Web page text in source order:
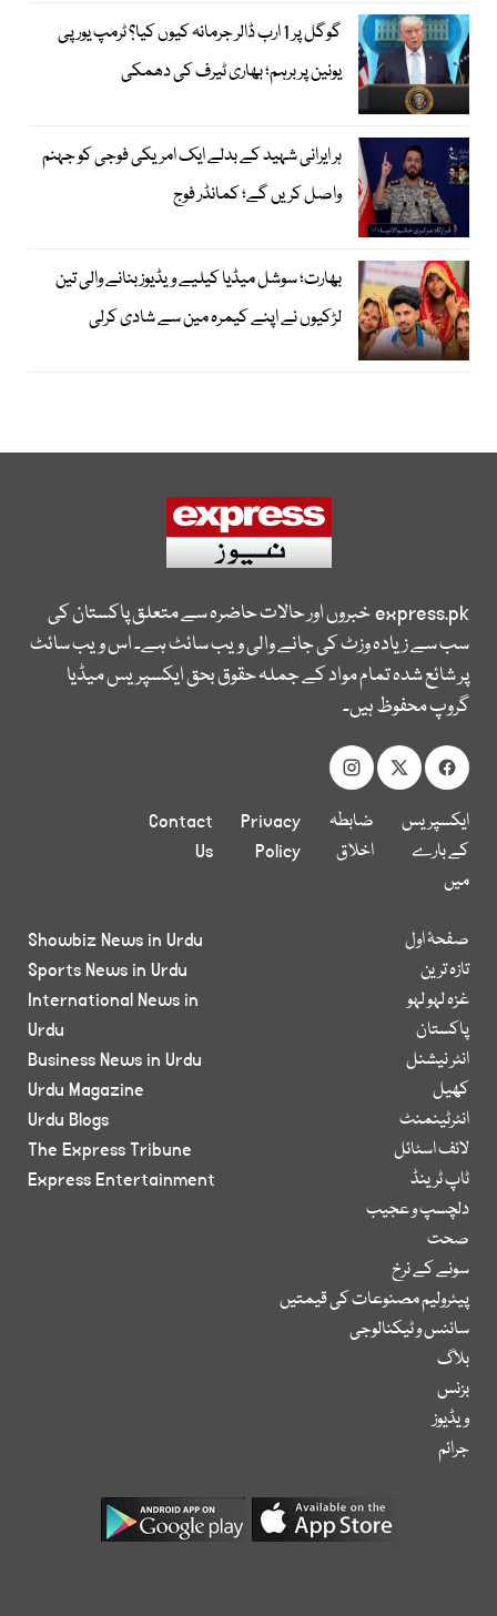
گوگل پر 1 ارب ڈالر جرمانہ کیوں کیا؟ ٹرمپ یورپی
یونین پر برہم؛ بھاری ٹیرف کی دھمکی
ہر ایرانی شہید کے بدلے ایک امریکی فوجی کو جہنم
واصل کریں گے؛ کمانڈر فوج
بھارت؛ سوشل میڈیا کیلیے ویڈیوز بنانے والی تین
لڑکیوں نے اپنے کیمرہ مین سے شادی کرلی
express.pkخبروں اور حالات حاضرہ سے متعلق پاکستان کی
سب سے زیادہ وزٹ کی جانے والی ویب سائٹ ہے۔ اس ویب سائٹ
پر شائع شدہ تمام مواد کے جملہ حقوق بحق ایکسپریس میڈیا
گروپ محفوظ ہیں۔
ایکسپریس
کے بارے
میں
ضابطہ
اخلاق
Privacy
Policy
Contact
Us
صفحۂ اول
تازہ ترین
غزہ لہو لہو
پاکستان
انٹر نیشنل
کھیل
انٹرٹینمنٹ
لائف اسٹائل
ٹاپ ٹرینڈ
دلچسپ و عجیب
صحت
سونے کے نرخ
پیٹرولیم مصنوعات کی قیمتیں
سائنس و ٹیکنالوجی
بلاگ
بزنس
ویڈیوز
جرائم
Showbiz News in Urdu
Sports News in Urdu
International News in
Urdu
Business News in Urdu
Urdu Magazine
Urdu Blogs
The Express Tribune
Express Entertainment